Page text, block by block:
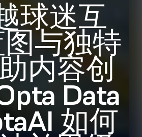
球迷互
与独特
内容创
Data
如何